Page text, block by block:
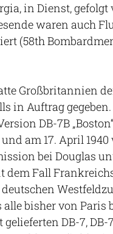
in Dienst, gefolgt
waren auch
(58th
Großbritannien
in Auftrag
DB-7B
am 17. April
bei Douglas
dem Fall
deutschen
bisher von Paris
DB-7, DB-